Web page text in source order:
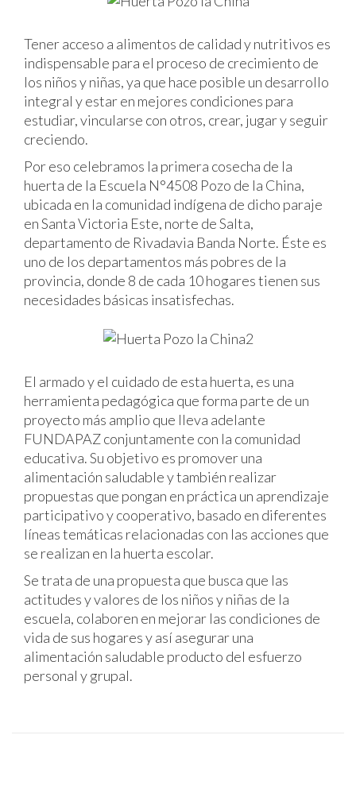
Tener acceso a alimentos de calidad y nutritivos es
indispensable para el proceso de crecimiento de
los niños y niñas, ya que hace posible un desarrollo
integral y estar en mejores condiciones para
estudiar, vincularse con otros, crear, jugar y seguir
creciendo.
Por eso celebramos la primera cosecha de la
huerta de la Escuela N°4508 Pozo de la China,
ubicada en la comunidad indígena de dicho paraje
en Santa Victoria Este, norte de Salta,
departamento de Rivadavia Banda Norte. Éste es
uno de los departamentos más pobres de la
provincia, donde 8 de cada 10 hogares tienen sus
necesidades básicas insatisfechas.
El armado y el cuidado de esta huerta, es una
herramienta pedagógica que forma parte de un
proyecto más amplio que lleva adelante
FUNDAPAZ conjuntamente con la comunidad
educativa. Su objetivo es promover una
alimentación saludable y también realizar
propuestas que pongan en práctica un aprendizaje
participativo y cooperativo, basado en diferentes
líneas temáticas relacionadas con las acciones que
se realizan en la huerta escolar.
Se trata de una propuesta que busca que las
actitudes y valores de los niños y niñas de la
escuela, colaboren en mejorar las condiciones de
vida de sus hogares y así asegurar una
alimentación saludable producto del esfuerzo
personal y grupal.